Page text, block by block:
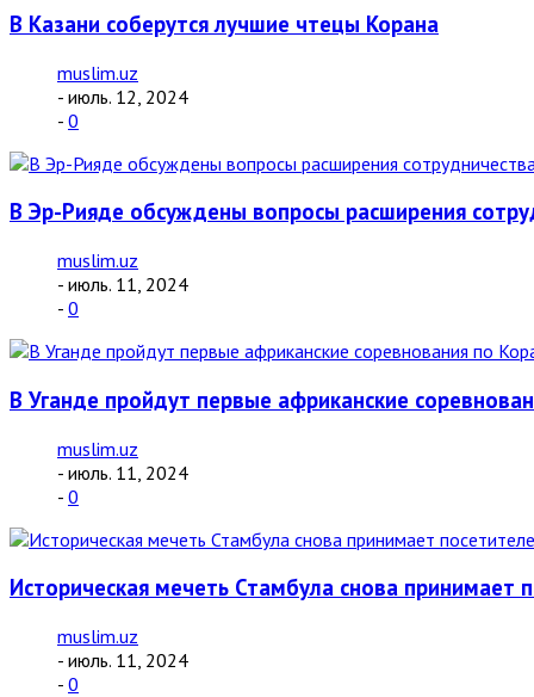
В Казани соберутся лучшие чтецы Корана
muslim.uz
- июль. 12, 2024
- 0
В Эр-Рияде обсуждены вопросы расширения
muslim.uz
- июль. 11, 2024
- 0
В Уганде пройдут первые африканские
muslim.uz
- июль. 11, 2024
- 0
Историческая мечеть Стамбула снова принимает
muslim.uz
- июль. 11, 2024
- 0